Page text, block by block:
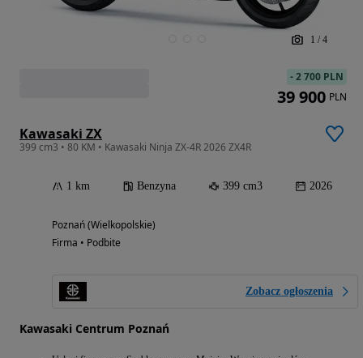
1 / 4
Kawasaki ZX
399 cm3 • 80 KM • Kawasaki Ninja ZX-4R 2026 ZX4R
1 km Benzyna 399 cm3 2026
Poznań (Wielkopolskie)
Firma • Podbite
Zobacz ogłoszenia
Kawasaki Centrum Poznań
-2 700 PLN
39 900 PLN